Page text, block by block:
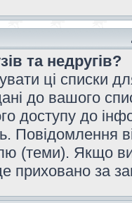
та недругів?
ці списки
до вашого
доступу до
Повідомлення
(теми). Якщо
приховано за